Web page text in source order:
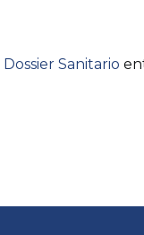
Dossier Sanitario